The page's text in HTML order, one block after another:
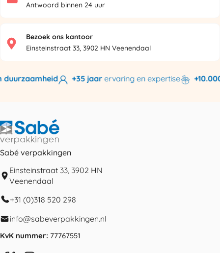
Antwoord binnen 24 uur
Bezoek ons kantoor
Einsteinstraat 33, 3902 HN Veenendaal
+35 jaarervaring en expertise +10.000
Sabé verpakkingen
Einsteinstraat 33, 3902 HN
Veenendaal
+31 (0)318 520 298
info@sabeverpakkingen.nl
KvK nummer: 77767551